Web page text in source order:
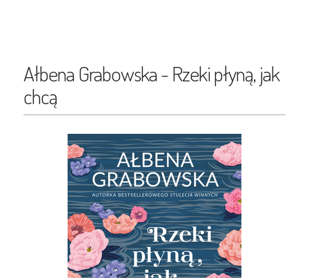
Ałbena Grabowska - Rzeki płyną, jak
chcą